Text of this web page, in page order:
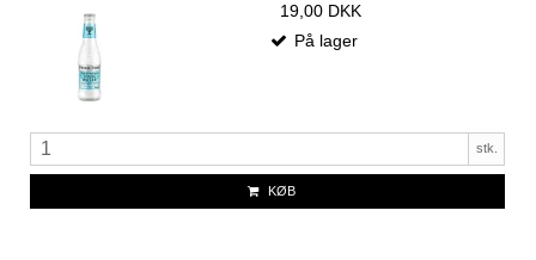
19,00 DKK
På lager
stk.
KØB